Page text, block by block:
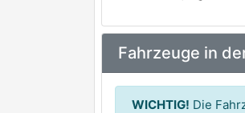
Fahrzeuge in
WICHTIG! Die